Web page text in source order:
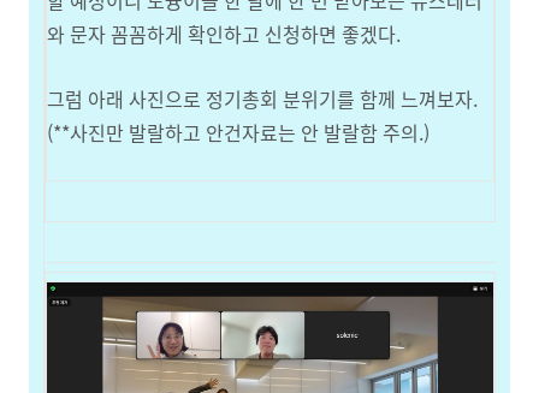
와 문자 꼼꼼하게 확인하고 신청하면 좋겠다.
그럼 아래 사진으로 정기총회 분위기를 함께 느껴보자.
(**사진만 발랄하고 안건자료는 안 발랄함 주의.)